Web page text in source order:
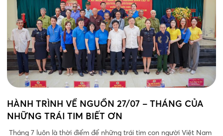
HÀNH TRÌNH VỀ NGUỒN 27/07 – THÁNG CỦA
NHỮNG TRÁI TIM BIẾT ƠN
Tháng 7 luôn là thời điểm để những trái tim con người Việt Nam